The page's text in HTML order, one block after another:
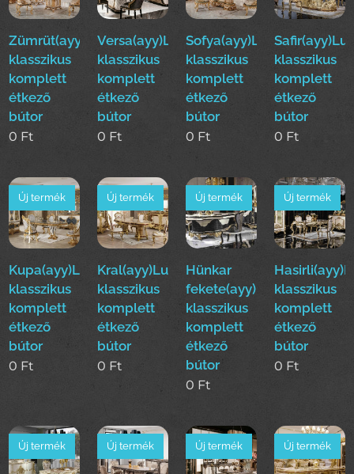
Zümrüt(ayy)Luxus
klasszikus
komplett
étkező
bútor
0 Ft
Versa(ayy)Luxus
klasszikus
komplett
étkező
bútor
0 Ft
Sofya(ayy)Luxus
klasszikus
komplett
étkező
bútor
0 Ft
klasszikus
komplett
étkező
bútor
0 Ft
Kupa(ayy)Luxus
klasszikus
komplett
étkező
bútor
Új termék
0 Ft
Kral(ayy)Luxus
klasszikus
komplett
étkező
bútor
Új termék
0 Ft
Hünkar
fekete(ayy)Luxus
klasszikus
komplett
étkező
bútor
Új termék
0 Ft
klasszikus
komplett
étkező
bútor
Új termék
0 Ft
Új termék Új termék Új termék Új termék